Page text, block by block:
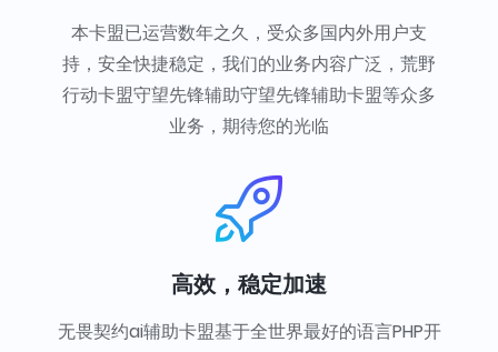
本卡盟已运营数年之久，受众多国内外用户支
持，安全快捷稳定，我们的业务内容广泛，荒野
行动卡盟守望先锋辅助守望先锋辅助卡盟等众多
业务，期待您的光临
高效，稳定加速
无畏契约ai辅助卡盟基于全世界最好的语言PHP开